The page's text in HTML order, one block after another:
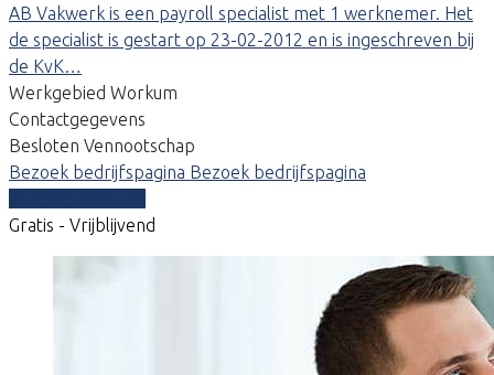
AB Vakwerk is een payroll specialist met 1 werknemer. Het
de specialist is gestart op 23-02-2012 en is ingeschreven bij
de KvK…
Werkgebied Workum
Contactgegevens
Besloten Vennootschap
Bezoek bedrijfspagina Bezoek bedrijfspagina
Gratis - Vrijblijvend